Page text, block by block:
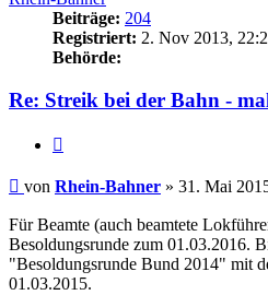
Beiträge: 204
Registriert: 2. Nov 2013,
Behörde:
Re: Streik bei der Bahn -
Beitrag
von Rhein-Bahner » 31. Mai
Für Beamte (auch beamtete
Besoldungsrunde zum 01.03.2016.
"Besoldungsrunde Bund 2014" mit
01.03.2015.